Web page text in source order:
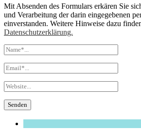
Mit Absenden des Formulars erkären Sie
und Verarbeitung der darin eingegebenen
einverstanden. Weitere Hinweise dazu
Datenschutzerklärung.